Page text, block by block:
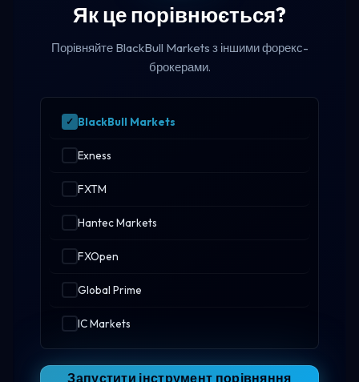
Як це порівнюється?
Порівняйте BlackBull Markets з іншими форекс-
брокерами.
BlackBull Markets
Exness
FXTM
Hantec Markets
FXOpen
Global Prime
IC Markets